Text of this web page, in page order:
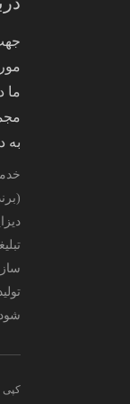
ما
به
کپی رایت © 2025 کلیه